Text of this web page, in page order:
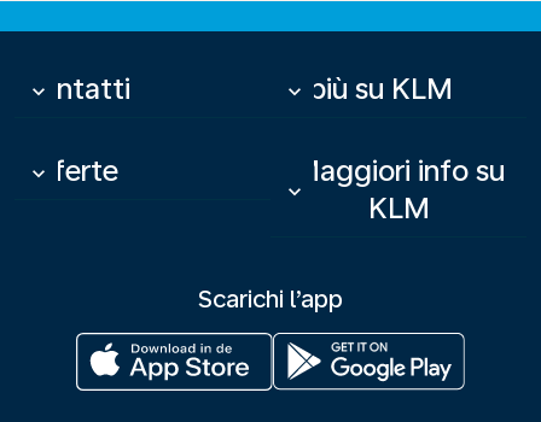
Contatti
keyboard_arrow_down Di più su KLM
keyboard_arrow_down
Offerte
keyboard_arrow_down
Maggiori info su
KLM
keyboard_arrow_down
Scarichi l’app